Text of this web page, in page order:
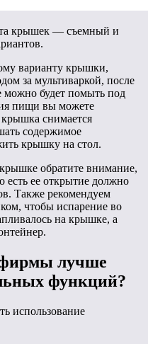
крышек — съемный и
варианту крышки,
за мультиваркой, после
можно будет помыть под
пищи вы можете
крышка снимается
содержимое
крышку на стол.
обратите внимание,
есть ее открытие должно
Также рекомендуем
чтобы испарение во
на крышке, а
лучше
функций?
использование